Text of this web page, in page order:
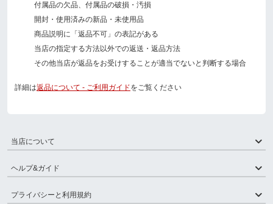
付属品の欠品、付属品の破損・汚損
開封・使用済みの新品・未使用品
商品説明に「返品不可」の表記がある
当店の指定する方法以外での返送・返品方法
その他当店が返品をお受けすることが適当でないと判断する場合
詳細は返品について - ご利用ガイドをご覧ください
当店について
ヘルプ&ガイド
プライバシーと利用規約